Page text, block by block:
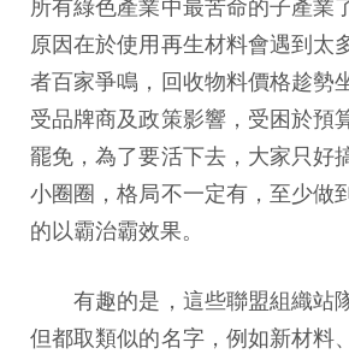
原因在於使用再生材料會遇到太
者百家爭鳴，回收物料價格趁勢
受品牌商及政策影響，受困於預
罷免，為了要活下去，大家只好
小圈圈，格局不一定有，至少做
的以霸治霸效果。
有趣的是，這些聯盟組織站
但都取類似的名字，例如新材料